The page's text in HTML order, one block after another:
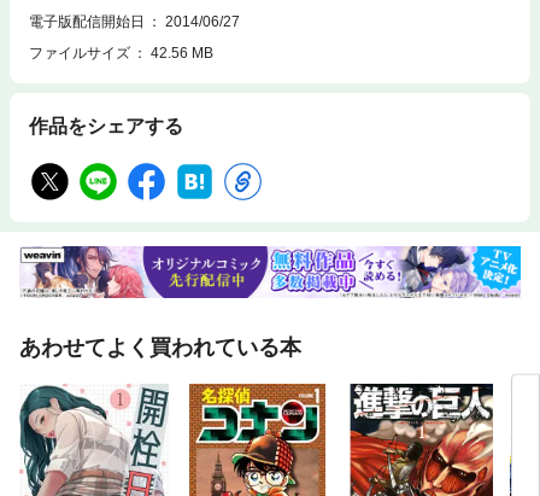
電子版配信開始日
2014/06/27
ファイルサイズ
42.56 MB
作品をシェアする
あわせてよく買われている本